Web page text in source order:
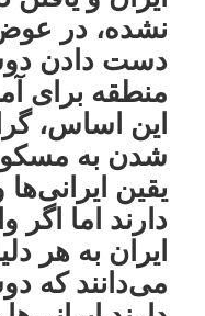
نشده، در
دست دادن
منطقه برای
این اساس،
شدن به مسکو
یقین
دارند اما اگر
ایران به هر
می‌دانند که